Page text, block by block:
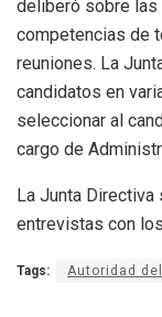
deliberó sobre las
competencias de
reuniones. La
candidatos en
seleccionar al
cargo de
La Junta Directiva
entrevistas con
Tags: Autoridad